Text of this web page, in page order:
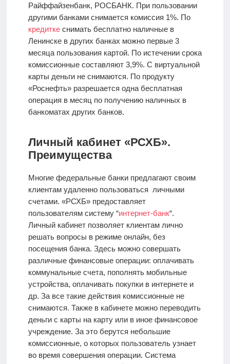
Райффайзенбанк, РОСБАНК. При пользовании
другими банками снимается комиссия 1%. По
кредиткеснимать бесплатно наличные в
Ленинске в других банках можно первые 3
месяца пользования картой. По истечении срока
комиссионные составляют 3,9%. С виртуальной
карты деньги не снимаются. По продукту
«Роснефть» разрешается одна бесплатная
операция в месяц по получению наличных в
банкоматах других банков.
Личный кабинет «РСХБ».
Преимущества
Многие федеральные банки предлагают своим
клиентам удаленно пользоваться личными
счетами. «РСХБ» предоставляет
пользователям систему “интернет-банк“.
Личный кабинет позволяет клиентам лично
решать вопросы в режиме онлайн, без
посещения банка. Здесь можно совершать
различные финансовые операции: оплачивать
коммунальные счета, пополнять мобильные
устройства, оплачивать покупки в интернете и
др. За все такие действия комиссионные не
снимаются. Также в кабинете можно переводить
деньги с карты на карту или в иное финансовое
учреждение. За это берутся небольшие
комиссионные, о которых пользователь узнает
во время совершения операции. Система